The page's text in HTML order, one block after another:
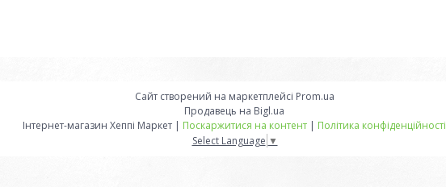
Сайт створений на маркетплейсі Prom.ua
Продавець на Bigl.ua
Інтернет-магазин Хеппі Маркет | Поскаржитися на контент | Політика конфіденційності
Select Language ▼